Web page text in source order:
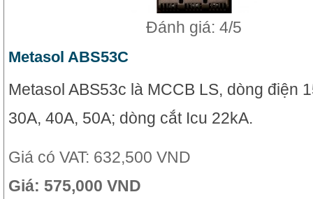
Đánh giá: 4/5
Metasol ABS53C
Metasol ABS53c là MCCB LS, dòng điện
30A, 40A, 50A; dòng cắt Icu 22kA.
Giá có VAT: 632,500 VND
Giá: 575,000 VND